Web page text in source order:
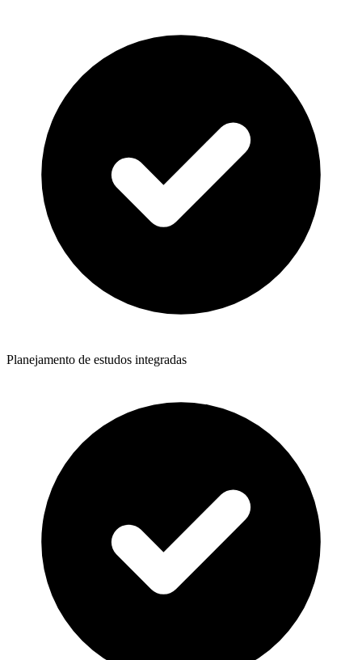
Planejamento de estudos integradas